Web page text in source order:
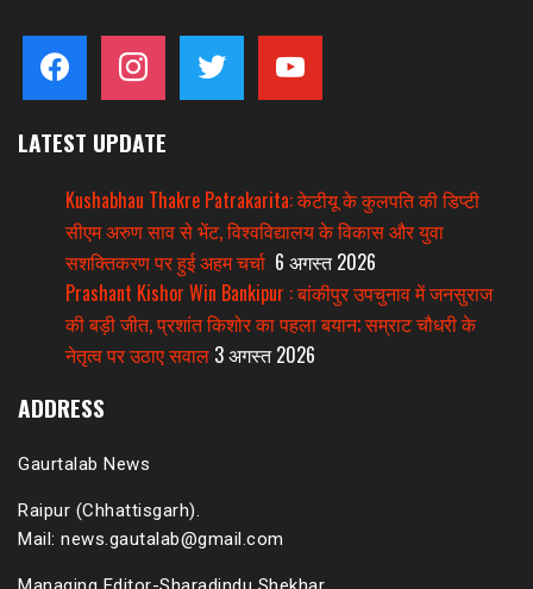
facebook instagram twitter youtube
LATEST UPDATE
Kushabhau Thakre Patrakarita: केटीयू के कुलपति की डिप्टी
सीएम अरुण साव से भेंट, विश्वविद्यालय के विकास और युवा
सशक्तिकरण पर हुई अहम चर्चा 6 अगस्त 2026
Prashant Kishor Win Bankipur : बांकीपुर उपचुनाव में जनसुराज
की बड़ी जीत, प्रशांत किशोर का पहला बयान; सम्राट चौधरी के
नेतृत्व पर उठाए सवाल 3 अगस्त 2026
ADDRESS
Gaurtalab News
Raipur (Chhattisgarh).
Mail: news.gautalab@gmail.com